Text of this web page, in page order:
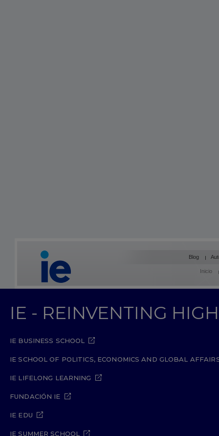
Blog
Inicio
IE - REINVENTING
IE BUSINESS SCHOOL
IE SCHOOL OF POLITICS, ECONOMICS AND GLOBAL
IE LIFELONG LEARNING
FUNDACIÓN IE
IE EDU
IE SUMMER SCHOOL